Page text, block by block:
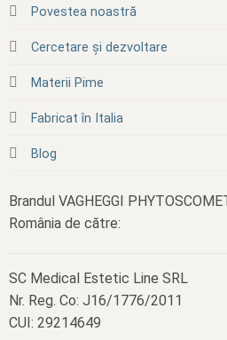
Povestea noastră
Cercetare și dezvoltare
Materii Pime
Fabricat în Italia
Blog
Brandul VAGHEGGI
România de către:
SC Medical Estetic Line SRL
Nr. Reg. Co: J16/1776/2011
CUI: 29214649